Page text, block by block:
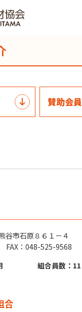
賛助会員
市石原８６１－４
：048-525-9568
組合員数：11
合